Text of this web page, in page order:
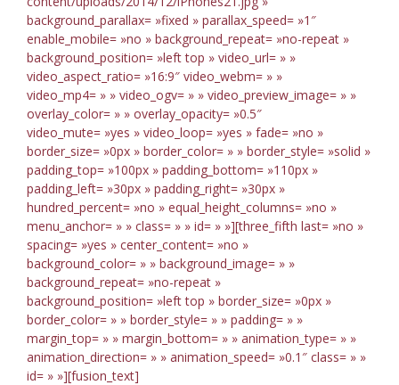
background_parallax= »fixed » parallax_speed= »1″
enable_mobile= »no » background_repeat= »no-repeat »
background_position= »left top » video_url= » »
video_aspect_ratio= »16:9″ video_webm= » »
video_mp4= » » video_ogv= » » video_preview_image= » »
overlay_color= » » overlay_opacity= »0.5″
video_mute= »yes » video_loop= »yes » fade= »no »
border_size= »0px » border_color= » » border_style= »solid »
padding_top= »100px » padding_bottom= »110px »
padding_left= »30px » padding_right= »30px »
hundred_percent= »no » equal_height_columns= »no »
menu_anchor= » » class= » » id= » »][three_fifth last= »no »
spacing= »yes » center_content= »no »
background_color= » » background_image= » »
background_repeat= »no-repeat »
background_position= »left top » border_size= »0px »
border_color= » » border_style= » » padding= » »
margin_top= » » margin_bottom= » » animation_type= » »
animation_direction= » » animation_speed= »0.1″ class= » »
id= » »][fusion_text]